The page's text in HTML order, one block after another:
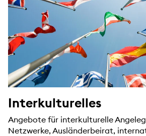
Interkulturelles
Angebote für interkulturelle
Netzwerke, Ausländerbeirat,